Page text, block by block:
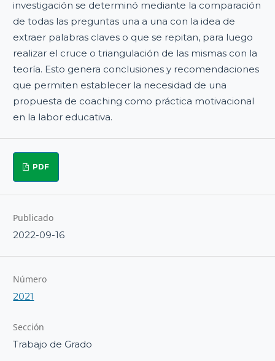
investigación se determinó mediante la comparación
de todas las preguntas una a una con la idea de
extraer palabras claves o que se repitan, para luego
realizar el cruce o triangulación de las mismas con la
teoría. Esto genera conclusiones y recomendaciones
que permiten establecer la necesidad de una
propuesta de coaching como práctica motivacional
en la labor educativa.
PDF
Publicado
2022-09-16
Número
2021
Sección
Trabajo de Grado